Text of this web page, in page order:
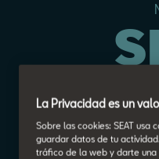
La Privacidad es un
Sobre las cookies: SEAT usa
guardar datos de tu
tráfico de la web y darte